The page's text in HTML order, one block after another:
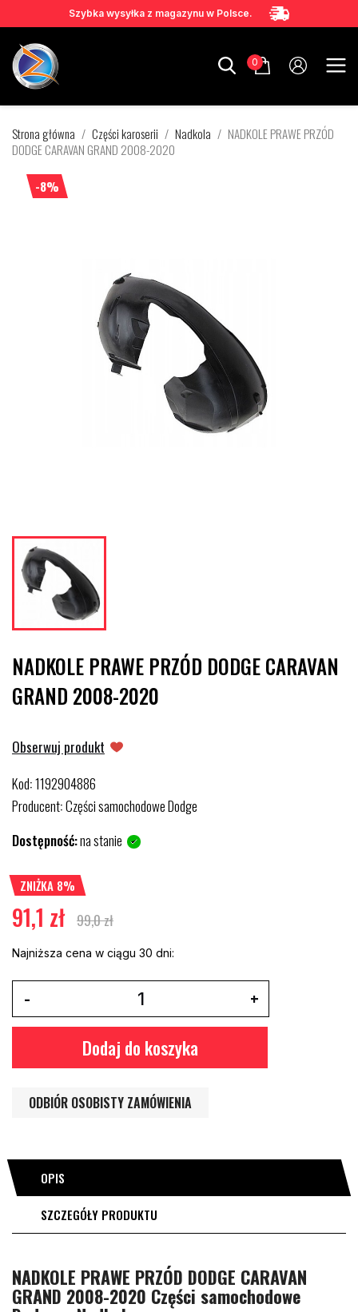
Szybka wysyłka z magazynu w Polsce.
0
Strona główna Części karoserii Nadkola
NADKOLE PRAWE PRZÓD
DODGE CARAVAN GRAND 2008-2020
-8%
NADKOLE PRAWE PRZÓD DODGE CARAVAN
GRAND 2008-2020
Obserwuj produkt
Kod:1192904886
Producent:Części samochodowe Dodge
Dostępność:na stanie
ZNIŻKA 8%
91,1 zł 99,0 zł
Najniższa cena w ciągu 30 dni:
Dodaj do koszyka
ODBIÓR OSOBISTY ZAMÓWIENIA
OPIS
SZCZEGÓŁY PRODUKTU
NADKOLE PRAWE PRZÓD DODGE CARAVAN
GRAND 2008-2020 Części samochodowe